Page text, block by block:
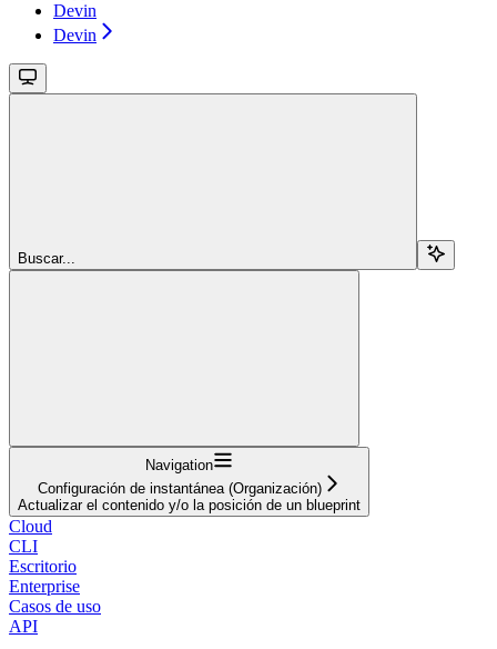
Devin
Devin
Buscar...
Navigation
Configuración de instantánea (Organización)
Actualizar el contenido y/o la posición de un blueprint
Cloud
CLI
Escritorio
Enterprise
Casos de uso
API